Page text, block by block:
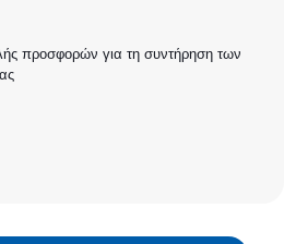
προσφορών για τη συντήρηση των